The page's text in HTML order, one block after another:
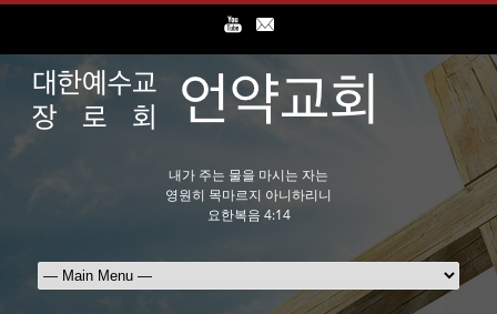
내가 주는 물을 마시는 자는
영원히 목마르지 아니하리니
요한복음 4:14